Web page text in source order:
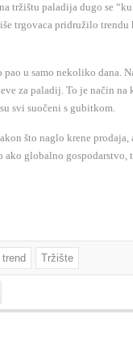
tržištu paladija dugo se
trgovaca pridružilo
u samo nekoliko dana.
za paladij. To je način
svi suočeni s gubitkom.
što naglo krene prodaja,
ako globalno
trend Tržište